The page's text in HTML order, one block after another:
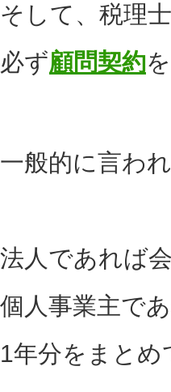
そして、税理
必ず顧問契約
一般的に言わ
法人であれば
個人事業主で
1年分をまと